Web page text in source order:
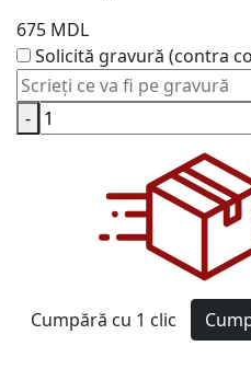
675 MDL
Solicită gravură (contra
-
Cumpără cu 1 clic